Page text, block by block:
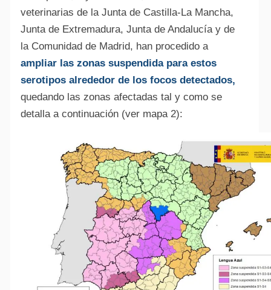
veterinarias de la Junta de Castilla-La Mancha,
Junta de Extremadura, Junta de Andalucía y de
la Comunidad de Madrid, han procedido a
ampliar las zonas suspendida para estos
serotipos alrededor de los focos detectados,
quedando las zonas afectadas tal y como se
detalla a continuación (ver mapa 2):